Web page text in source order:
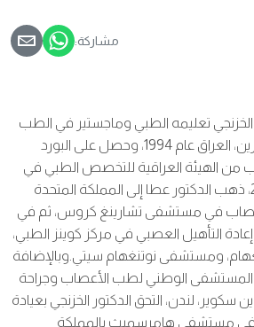
مشاركة:
تعليمه الطبي وماجستير في الطب
والجراحة من جامعة النهرين، العراق عام 1994، وحصل على البورد
من الهيئة العراقية للتخصص الطبي في
عام 2002.وفي عام 2005، ذهب الدكتور عطا إلى المملكة المتحدة
في مستشفى تشارينغ كروس، ثم في
التأهيل العصبي في مركز كوينز الطبي،
ومستشفى نوتنغهام سيتي.وبالإضافة
المستشفى الوطني لطب الأعصاب وجراحة
لندن، التحق الدكتور الخزنجي بعيادة
مستشفى هامرسميث بالمملكة